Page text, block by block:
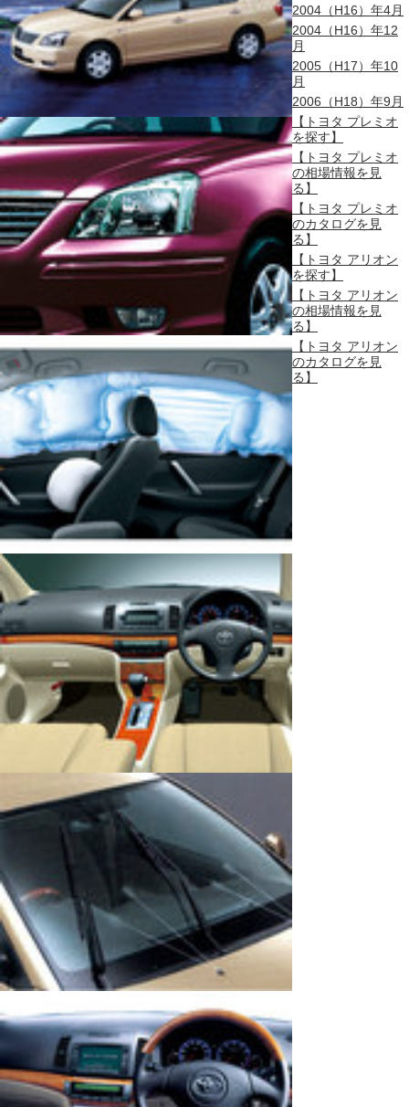
2004（H16）年4月
2004（H16）年12
月
2005（H17）年10
月
2006（H18）年9月
【トヨタ プレミオ
を探す】
【トヨタ プレミオ
の相場情報を見
る】
【トヨタ プレミオ
のカタログを見
る】
【トヨタ アリオン
を探す】
【トヨタ アリオン
の相場情報を見
る】
【トヨタ アリオン
のカタログを見
る】